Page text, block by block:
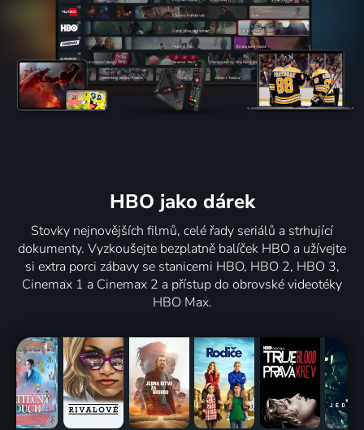
HBO jako dárek
Stovky nejnovějších filmů, celé řady seriálů a strhující
dokumenty. Vyzkoušejte bezplatně balíček HBO a užívejte
si extra porci zábavy se stanicemi HBO, HBO 2, HBO 3,
Cinemax 1 a Cinemax 2 a přístup do obrovské videotéky
HBO Max.